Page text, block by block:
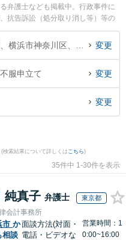
弁護士なども掲載中。行政事件に
抗告訴訟（処分取り消し等）等の
。特に延命法律事務所の山川 英夫
士、横浜合同法律事務所の井澤 徹
トラブル解決の実績豊富な近くの
処分の不服申立てを法律相談でき
でお困りの相談者さんにおすすめ
変更
服申立て 変更
変更
(検索結果について詳しくは こちら)
35件中 1-30件を表示
純真子 弁護士 東京都
会計事務所
市 か
相談
面談方法(対面・
電話・ビデオな
営業時間：1
0:00~16:00